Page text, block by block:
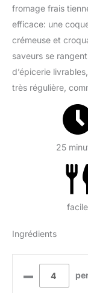
fromage frais
efficace: une
crémeuse et
saveurs se
d’épicerie
très régulière,
25
facile
Ingrédients
–